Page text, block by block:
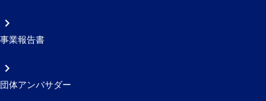
事業報告書
団体アンバサダー